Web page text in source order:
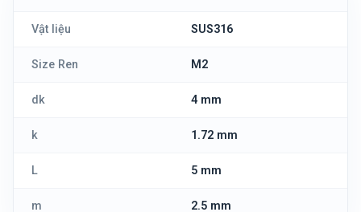
Vật liệu SUS316
Size Ren M2
dk 4 mm
k 1.72 mm
L 5 mm
m 2.5 mm